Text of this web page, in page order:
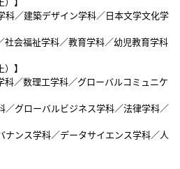
】
科／建築デザイン学科／日本文学文化学
社会福祉学科／教育学科／幼児教育学科
】
科／数理工学科／グローバルコミュニケ
／グローバルビジネス学科／法律学科／
ナンス学科／データサイエンス学科／人